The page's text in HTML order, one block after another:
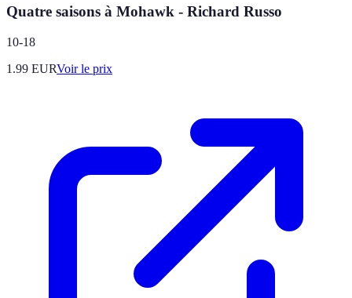
Quatre saisons à Mohawk - Richard Russo
10-18
1.99 EURVoir le prix